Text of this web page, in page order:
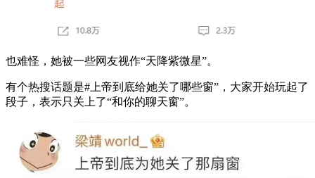
也难怪，她被一些网友视作“天降紫微星”。
有个热搜话题是#上帝到底给她关了哪些窗”，大家开始玩起了
段子，表示只关上了“和你的聊天窗”。